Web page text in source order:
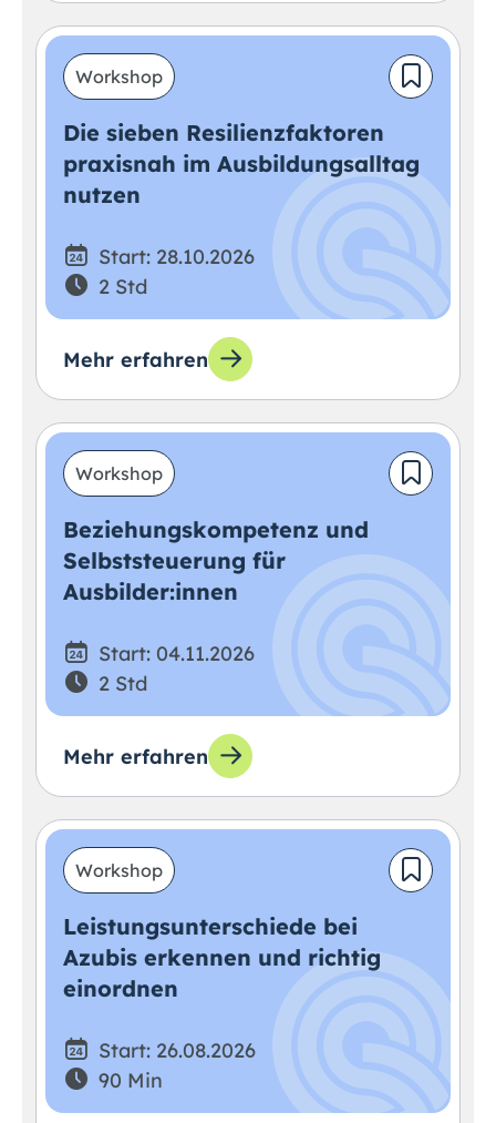
Workshop
Die sieben Resilienzfaktoren
praxisnah im Ausbildungsalltag
nutzen
Start: 28.10.2026
2 Std
Mehr erfahren
Workshop
Beziehungskompetenz und
Selbststeuerung für
Ausbilder:innen
Start: 04.11.2026
2 Std
Mehr erfahren
Workshop
Leistungsunterschiede bei
Azubis erkennen und richtig
einordnen
Start: 26.08.2026
90 Min